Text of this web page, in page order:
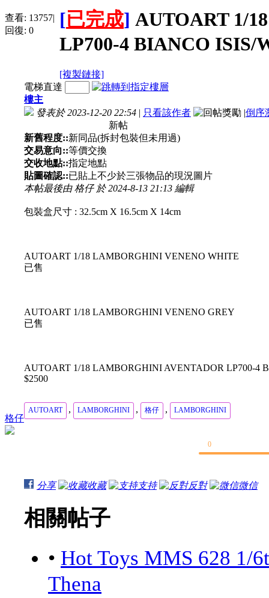
查看: 13757|
回復: 0
[已完成] AUTOART 1/
LP700-4 BIANCO ISIS/
[複製鏈接]
格仔
電梯直達
樓主
發表於 2023-12-20 22:54 | 只看該作者 |倒序
新帖
新舊程度::新同品(拆封包裝但未用過)
交易意向::等價交換
交收地點::指定地點
貼圖確認::已貼上不少於三張物品的現況圖片
本帖最後由 格仔 於 2024-8-13 21:13 編輯
包裝盒尺寸 : 32.5cm X 16.5cm X 14cm
AUTOART 1/18 LAMBORGHINI VENENO WHITE
已售
AUTOART 1/18 LAMBORGHINI VENENO GREY
已售
AUTOART 1/18 LAMBORGHINI AVENTADOR LP700-4
$2500
AUTOART , LAMBORGHINI , 格仔 , LAMBORGHINI
0
分享 收藏 支持 反對 微信
相關帖子
• Hot Toys MMS 628 1/
Thena